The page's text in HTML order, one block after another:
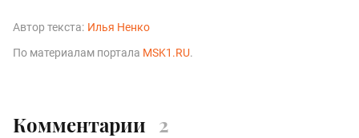
Автор текста: Илья Ненко
По материалам портала MSK1.RU.
Комментарии 2